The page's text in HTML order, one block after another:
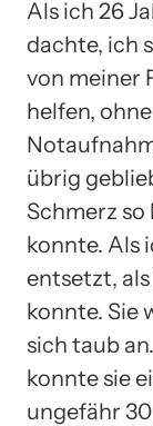
Als ich 26
dachte, ich
von meiner
helfen,
übrig
Schmerz
konnte. Als
entsetzt,
konnte. Sie
sich taub
konnte sie
ungefähr